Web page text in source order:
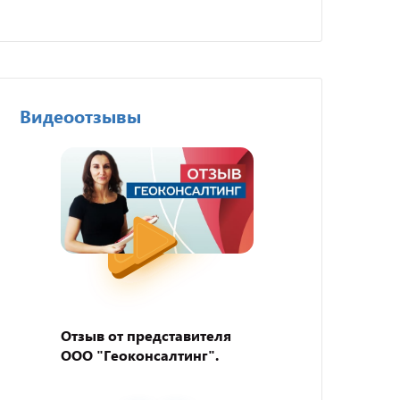
Видеоотзывы
Отзыв от представителя
ООО "Геоконсалтинг".